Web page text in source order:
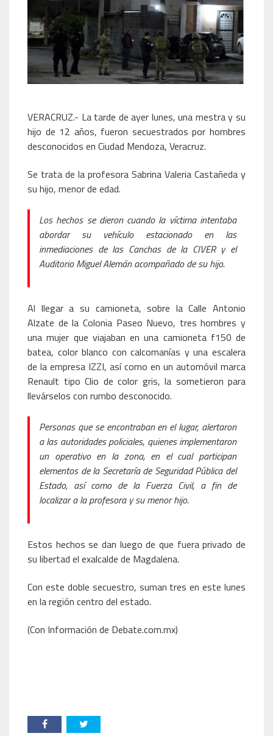
VERACRUZ.- La tarde de ayer lunes, una mestra y su
hijo de 12 años, fueron secuestrados por hombres
desconocidos en Ciudad Mendoza, Veracruz.
Se trata de la profesora Sabrina Valeria Castañeda y
su hijo, menor de edad.
Los hechos se dieron cuando la víctima intentaba
abordar su vehículo estacionado en las
inmediaciones de las Canchas de la CIVER y el
Auditorio Miguel Alemán acompañado de su hijo.
Al llegar a su camioneta, sobre la Calle Antonio
Alzate de la Colonia Paseo Nuevo, tres hombres y
una mujer que viajaban en una camioneta f150 de
batea, color blanco con calcomanías y una escalera
de la empresa IZZI, así como en un automóvil marca
Renault tipo Clio de color gris, la sometieron para
llevárselos con rumbo desconocido.
Personas que se encontraban en el lugar, alertaron
a las autoridades policiales, quienes implementaron
un operativo en la zona, en el cual participan
elementos de la Secretaría de Seguridad Pública del
Estado, así como de la Fuerza Civil, a fin de
localizar a la profesora y su menor hijo.
Estos hechos se dan luego de que fuera privado de
su libertad el exalcalde de Magdalena.
Con este doble secuestro, suman tres en este lunes
en la región centro del estado.
(Con Información de Debate.com.mx)